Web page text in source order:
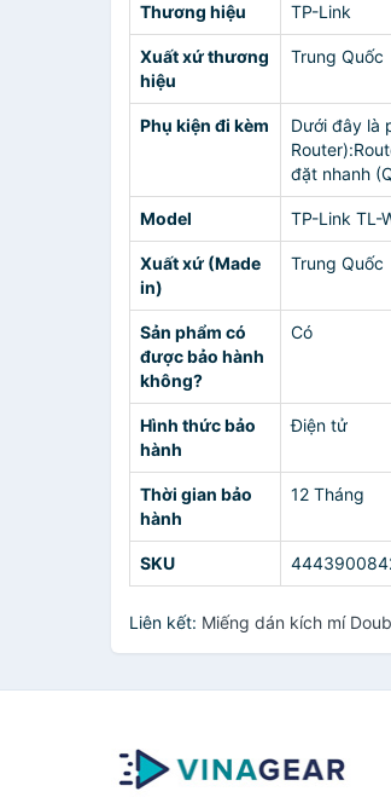
Thương hiệu TP-Link
Xuất xứ thương
hiệu
Trung Quốc
Phụ kiện đi kèm
Dưới đây là
đặt nhanh
Model TP-Link TL-
Xuất xứ (Made
in)
Trung Quốc
Sản phẩm có
được bảo hành
không?
Có
Hình thức bảo
hành
Điện tử
Thời gian bảo
hành
12 Tháng
SKU
Liên kết: Miếng dán kích mí